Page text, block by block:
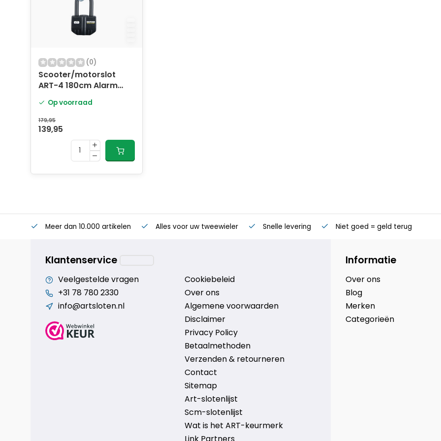
Met het Oxford Scooter/motorslot ART-4 ben je verzekerd van maximale
veiligheid voor je scooter. Bestel jouw slot vandaag nog en geniet van een
(0)
Scooter/motorslot
ART-4 180cm Alarm
Op voorraad
179,95
139,95
Meer dan 10.000 artikelen Alles voor uw tweewieler Snelle levering Niet goed = geld terug
Klantenservice
Veelgestelde vragen
+31 78 780 2330
info@artsloten.nl
Cookiebeleid
Over ons
Algemene voorwaarden
Disclaimer
Privacy Policy
Betaalmethoden
Verzenden & retourneren
Contact
Sitemap
Art-slotenlijst
Scm-slotenlijst
Wat is het ART-keurmerk
Informatie
Over ons
Blog
Merken
Categorieën